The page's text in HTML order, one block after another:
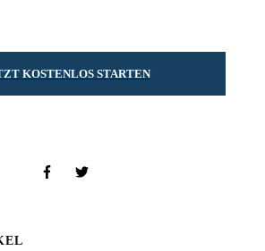
KOSTENLOS STARTEN